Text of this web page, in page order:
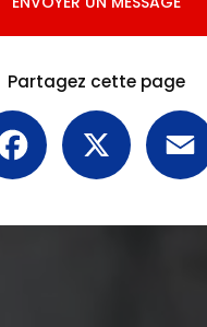
Partagez cette page
Facebook